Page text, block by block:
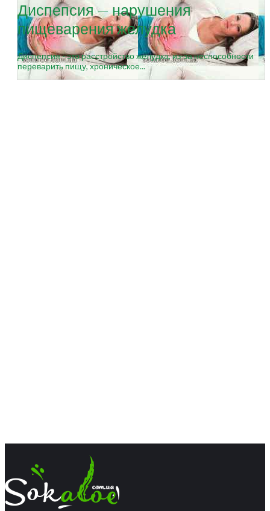
Диспепсия — нарушения
пищеварения желудка
Диспепсия - это расстройство желудка, из-за неспособности
переварить пищу, хроническое...